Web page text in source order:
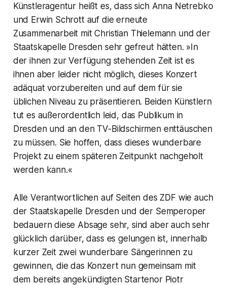
Künstleragentur heißt es, dass sich Anna Netrebko
und Erwin Schrott auf die erneute
Zusammenarbeit mit Christian Thielemann und der
Staatskapelle Dresden sehr gefreut hätten. »In
der ihnen zur Verfügung stehenden Zeit ist es
ihnen aber leider nicht möglich, dieses Konzert
adäquat vorzubereiten und auf dem für sie
üblichen Niveau zu präsentieren. Beiden Künstlern
tut es außerordentlich leid, das Publikum in
Dresden und an den TV-Bildschirmen enttäuschen
zu müssen. Sie hoffen, dass dieses wunderbare
Projekt zu einem späteren Zeitpunkt nachgeholt
werden kann.«
Alle Verantwortlichen auf Seiten des ZDF wie auch
der Staatskapelle Dresden und der Semperoper
bedauern diese Absage sehr, sind aber auch sehr
glücklich darüber, dass es gelungen ist, innerhalb
kurzer Zeit zwei wunderbare Sängerinnen zu
gewinnen, die das Konzert nun gemeinsam mit
dem bereits angekündigten Startenor Piotr